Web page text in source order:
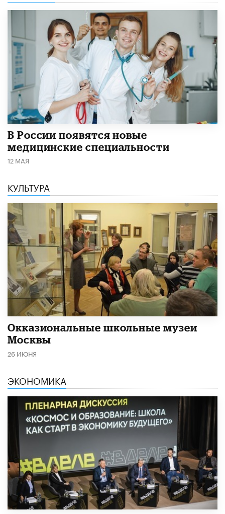
В России появятся новые
медицинские специальности
12 МАЯ
КУЛЬТУРА
​Окказиональные школьные музеи
Москвы
26 ИЮНЯ
ЭКОНОМИКА